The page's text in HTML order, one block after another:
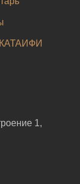
КАТАИФИ
1,